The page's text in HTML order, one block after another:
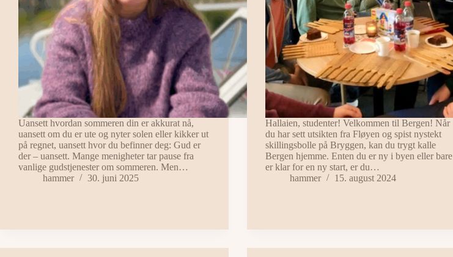
Uansett hvordan sommeren din er akkurat nå,
uansett om du er ute og nyter solen eller kikker ut
på regnet, uansett hvor du befinner deg: Gud er
der – uansett. Mange menigheter tar pause fra
vanlige gudstjenester om sommeren. Men…
hammer
30. juni 2025
Hallaien, studenter! Velkommen til Bergen! Når
du har sett utsikten fra Fløyen og spist nystekt
skillingsbolle på Bryggen, kan du trygt kalle
Bergen hjemme. Enten du er ny i byen eller bare
er klar for en ny start, er du…
hammer
15. august 2024